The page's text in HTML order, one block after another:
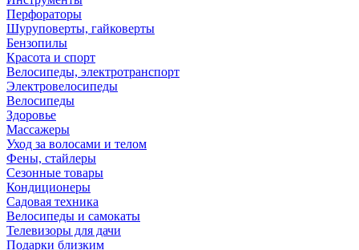
Перфораторы
Шуруповерты, гайковерты
Бензопилы
Красота и спорт
Велосипеды, электротранспорт
Электровелосипеды
Велосипеды
Здоровье
Массажеры
Уход за волосами и телом
Фены, стайлеры
Сезонные товары
Кондиционеры
Садовая техника
Велосипеды и самокаты
Телевизоры для дачи
Подарки близким